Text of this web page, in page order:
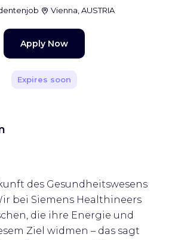
Vienna, AUSTRIA
Apply Now
Expires soon
des Gesundheitswesens
bei Siemens Healthineers
die ihre Energie und
Ziel widmen – das sagt